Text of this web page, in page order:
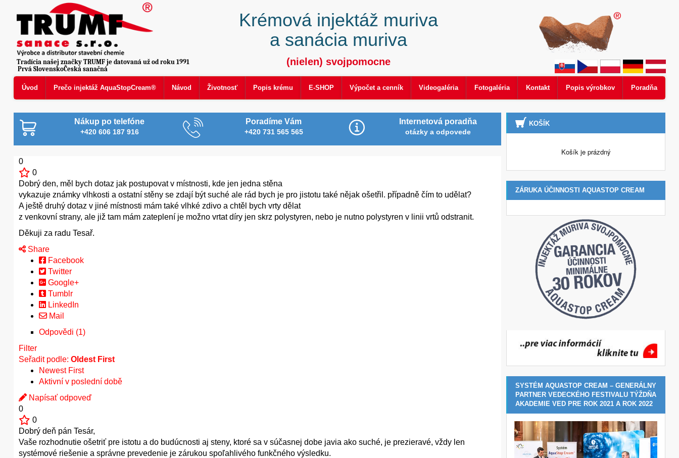
Úvod Prečo injektáž AquaStopCream® Návod Životnosť Popis krému E-SHOP Výpočet a cenník Videogaléria Fotogaléria Kontakt Popis výrobkov Poradňa
Prvá SlovenskoČeská sanačná
Krémová injektáž muriva
a sanácia muriva
(nielen) svojpomocne
Tradícia našej značky TRUMF je datovaná už od roku 1991
Nákup po telefóne
+420 606 187 916
Poradíme Vám
+420 731 565 565
Internetová poradňa
otázky a odpovede
0
0
Dobrý den, měl bych dotaz jak postupovat v místnosti, kde jen jedna stěna
vykazuje známky vlhkosti a ostatní stěny se zdají být suché ale rád bych je pro jistotu také nějak ošetřil. případně čím to udělat?
A ještě druhý dotaz v jiné místnosti mám také vlhké zdivo a chtěl bych vrty dělat
z venkovní strany, ale již tam mám zateplení je možno vrtat díry jen skrz polystyren, nebo je nutno polystyren v linii vrtů odstranit.
Děkuji za radu Tesař.
Share
Facebook
Twitter
Google+
Tumblr
LinkedIn
Mail
Odpovědi (1)
Filter
Seřadit podle: Oldest First
Newest First
Aktivní v poslední době
Napísať odpoveď
0
0
Dobrý deň pán Tesár,
Vaše rozhodnutie ošetriť pre istotu a do budúcnosti aj steny, ktoré sa v súčasnej dobe javia ako suché, je prezieravé, vždy len
systémové riešenie a správne prevedenie je zárukou spoľahlivého funkčného výsledku.
KOŠÍK
Košík je prázdný
ZÁRUKA ÚČINNOSTI AQUASTOP CREAM
SYSTÉM AQUASTOP CREAM – GENERÁLNY
PARTNER VEDECKÉHO FESTIVALU TÝŽDŇA
AKADEMIE VED PRE ROK 2021 A ROK 2022